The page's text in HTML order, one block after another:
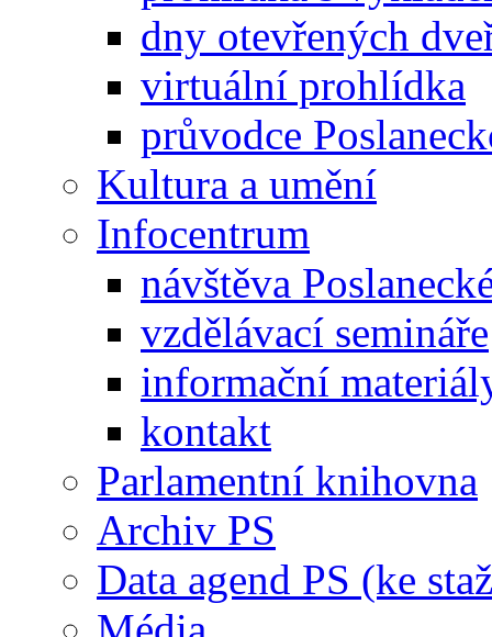
dny otevřených
virtuální prohlídka
průvodce
Kultura a umění
Infocentrum
návštěva
vzdělávací semináře
informační
kontakt
Parlamentní knihovna
Archiv PS
Data agend PS (ke